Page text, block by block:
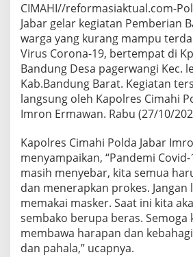
CIMAHI//reformasiaktual.com-
Jabar gelar kegiatan Pemberian
warga yang kurang mampu
Virus Corona-19, bertempat di
Bandung Desa pagerwangi Kec.
Kab.Bandung Barat. Kegiatan
langsung oleh Kapolres Cimahi
Imron Ermawan. Rabu (27/10/
Kapolres Cimahi Polda Jabar
menyampaikan, “Pandemi
masih menyebar, kita semua
dan menerapkan prokes. Jangan
memakai masker. Saat ini kita
sembako berupa beras. Semoga
membawa harapan dan
dan pahala,” ucapnya.